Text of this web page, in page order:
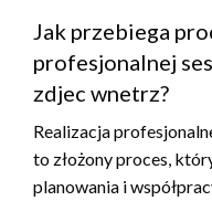
Jak przebiega
profesjonalnej
zdjec wnetrz?
Realizacja
to złożony proces,
planowania i